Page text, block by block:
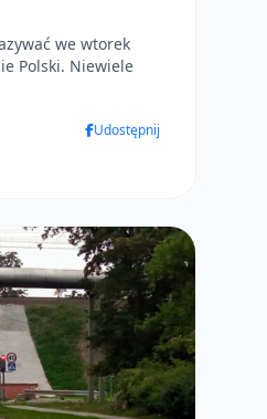
we wtorek
Polski. Niewiele
Udostępnij